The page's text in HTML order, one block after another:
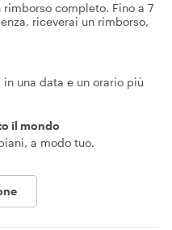
completo. Fino a 7
riceverai un rimborso,
una data e un orario più
il mondo
a modo tuo.